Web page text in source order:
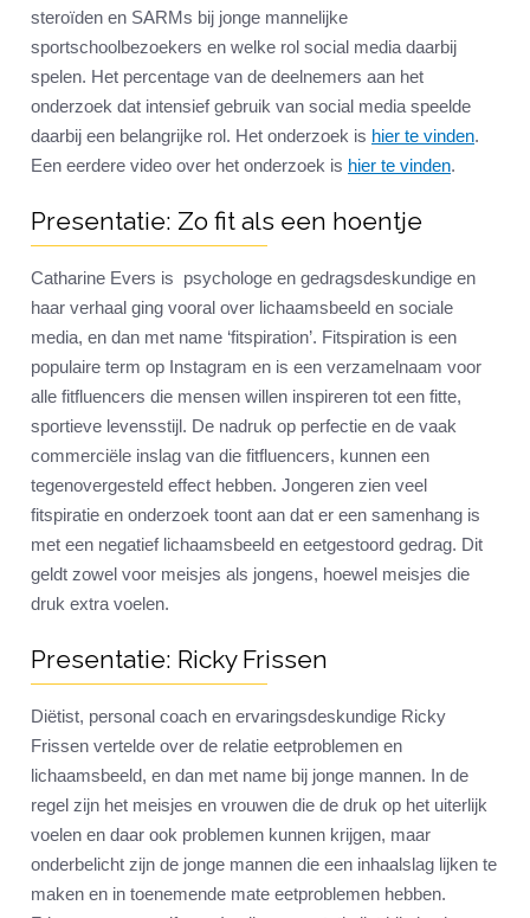
steroïden en SARMs bij jonge mannelijke
sportschoolbezoekers en welke rol social media daarbij
spelen. Het percentage van de deelnemers aan het
onderzoek dat intensief gebruik van social media speelde
daarbij een belangrijke rol. Het onderzoek is hier te vinden.
Een eerdere video over het onderzoek is hier te vinden.
Presentatie: Zo fit als een hoentje
Catharine Evers is psychologe en gedragsdeskundige en
haar verhaal ging vooral over lichaamsbeeld en sociale
media, en dan met name ‘fitspiration’. Fitspiration is een
populaire term op Instagram en is een verzamelnaam voor
alle fitfluencers die mensen willen inspireren tot een fitte,
sportieve levensstijl. De nadruk op perfectie en de vaak
commerciële inslag van die fitfluencers, kunnen een
tegenovergesteld effect hebben. Jongeren zien veel
fitspiratie en onderzoek toont aan dat er een samenhang is
met een negatief lichaamsbeeld en eetgestoord gedrag. Dit
geldt zowel voor meisjes als jongens, hoewel meisjes die
druk extra voelen.
Presentatie: Ricky Frissen
Diëtist, personal coach en ervaringsdeskundige Ricky
Frissen vertelde over de relatie eetproblemen en
lichaamsbeeld, en dan met name bij jonge mannen. In de
regel zijn het meisjes en vrouwen die de druk op het uiterlijk
voelen en daar ook problemen kunnen krijgen, maar
onderbelicht zijn de jonge mannen die een inhaalslag lijken te
maken en in toenemende mate eetproblemen hebben.